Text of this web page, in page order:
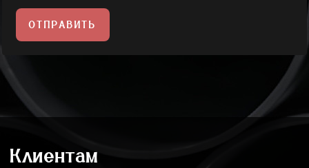
ОТПРАВИТЬ
Клиентам